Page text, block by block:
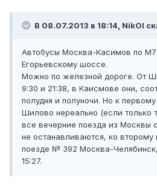
В 08.07.2013 в 18:14, NikOl
Автобусы Москва-Касимов по М7
Егорьевскому шоссе.
Можно по железной дороге. От
9:30 и 21:38, в Каисмове они,
полудня и полуночи. Но к
Шилово нереально (если только
все вечерние поезда из Москвы
не останавливаются, ко
поезде № 392 Москва-
15:27.